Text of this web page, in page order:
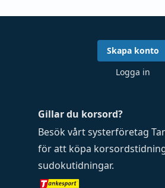
Gillar du korsord?
Besök vårt systerföretag
för att köpa
sudokutidningar.
Skapa konto
Logga in